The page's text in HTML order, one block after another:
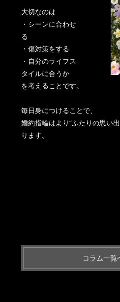
大切なのは
・シーンに合わせ
る
・傷対策をする
・自分のライフス
タイルに合うか
を考えることです。
毎日身につけることで、
婚約指輪はより“ふたりの思い
ります。
コラム一覧